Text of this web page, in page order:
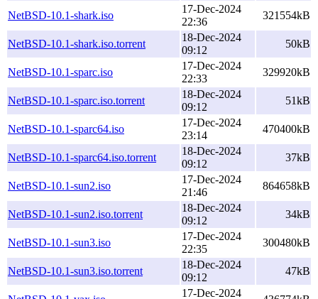
NetBSD-10.1-shark.iso
17-Dec-2024
22:36
321554kB
NetBSD-10.1-shark.iso.torrent
18-Dec-2024
09:12
50kB
NetBSD-10.1-sparc.iso
17-Dec-2024
22:33
329920kB
NetBSD-10.1-sparc.iso.torrent
18-Dec-2024
09:12
51kB
NetBSD-10.1-sparc64.iso
17-Dec-2024
23:14
470400kB
NetBSD-10.1-sparc64.iso.torrent
18-Dec-2024
09:12
37kB
NetBSD-10.1-sun2.iso
17-Dec-2024
21:46
864658kB
NetBSD-10.1-sun2.iso.torrent
18-Dec-2024
09:12
34kB
NetBSD-10.1-sun3.iso
17-Dec-2024
22:35
300480kB
NetBSD-10.1-sun3.iso.torrent
18-Dec-2024
09:12
47kB
17-Dec-2024